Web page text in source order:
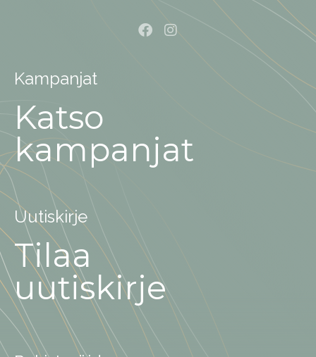
Kampanjat
Katso
kampanjat
Uutiskirje
Tilaa
uutiskirje